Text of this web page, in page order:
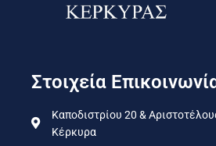
Στοιχεία
Καποδιστρίου 20 &
Κέρκυρα